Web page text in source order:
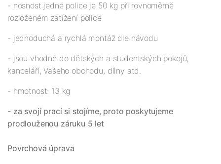
- nosnost jedné police je 50 kg při rovnoměrně
rozloženém zatížení police
- jednoduchá a rychlá montáž dle návodu
- jsou vhodné do dětských a studentských pokojů,
kanceláří, Vašeho obchodu, dílny atd.
- hmotnost: 13 kg
- za svojí prací si stojíme, proto poskytujeme
prodlouženou záruku 5 let
Povrchová úprava